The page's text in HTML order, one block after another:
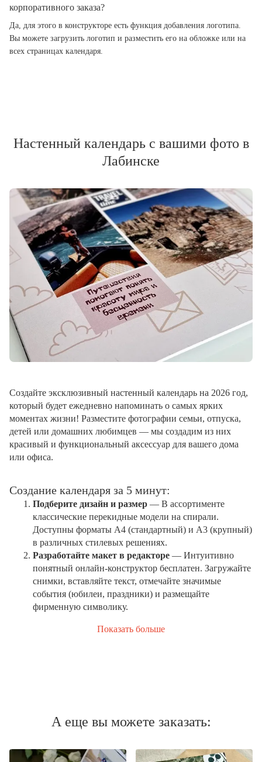
корпоративного заказа?
Да, для этого в конструкторе есть функция добавления логотипа.
Вы можете загрузить логотип и разместить его на обложке или на
всех страницах календаря.
Настенный календарь с вашими фото в
Лабинске
Создайте эксклюзивный настенный календарь на 2026 год,
который будет ежедневно напоминать о самых ярких
моментах жизни! Разместите фотографии семьи, отпуска,
детей или домашних любимцев — мы создадим из них
красивый и функциональный аксессуар для вашего дома
или офиса.
Создание календаря за 5 минут:
Подберите дизайн и размер — В ассортименте
классические перекидные модели на спирали.
Доступны форматы А4 (стандартный) и А3 (крупный)
в различных стилевых решениях.
Разработайте макет в редакторе — Интуитивно
понятный онлайн-конструктор бесплатен. Загружайте
снимки, вставляйте текст, отмечайте значимые
события (юбилеи, праздники) и размещайте
фирменную символику.
Показать больше
А еще вы можете заказать: